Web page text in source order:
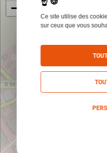
−
Ce site utilise des
sur ceux que vous